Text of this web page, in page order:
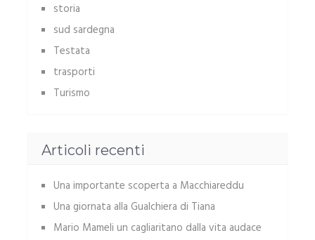
storia
sud sardegna
Testata
trasporti
Turismo
Articoli recenti
Una importante scoperta a Macchiareddu
Una giornata alla Gualchiera di Tiana
Mario Mameli un cagliaritano dalla vita audace